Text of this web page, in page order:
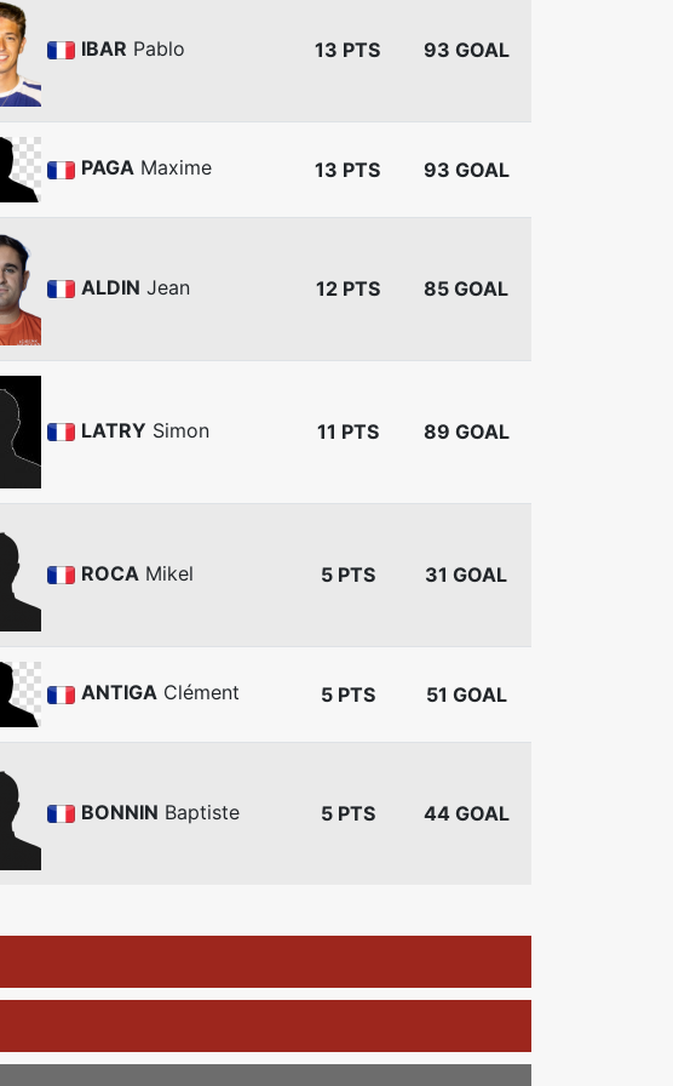
IBAR Pablo 13 PTS 93 GOAL
PAGA Maxime 13 PTS 93 GOAL
ALDIN Jean 12 PTS 85 GOAL
LATRY Simon 11 PTS 89 GOAL
ROCA Mikel 5 PTS 31 GOAL
ANTIGA Clément 5 PTS 51 GOAL
BONNIN Baptiste 5 PTS 44 GOAL